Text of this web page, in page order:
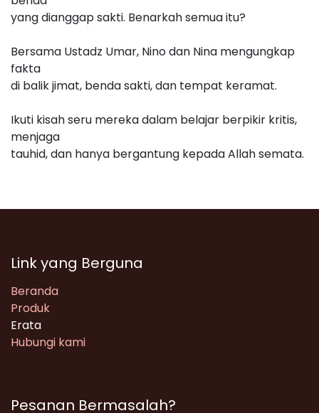
yang dianggap sakti. Benarkah semua itu?
Bersama Ustadz Umar, Nino dan Nina mengungkap
fakta
di balik jimat, benda sakti, dan tempat keramat.
Ikuti kisah seru mereka dalam belajar berpikir kritis,
menjaga
tauhid, dan hanya bergantung kepada Allah semata.
Link yang Berguna
Beranda
Produk
Erata
Hubungi kami
Pesanan Bermasalah?